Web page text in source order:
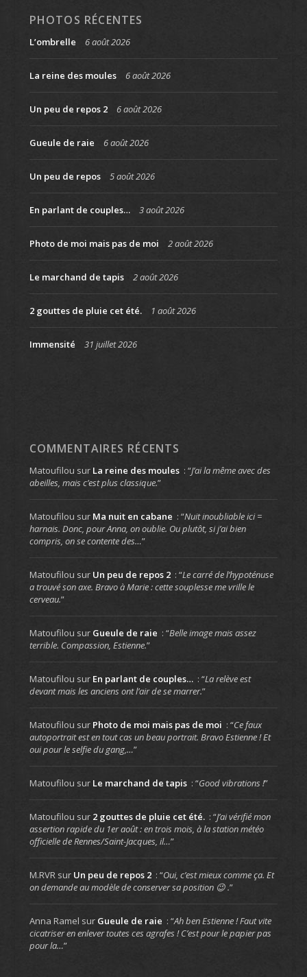
PHOTOS RÉCENTES
L’ombrelle 6 août 2026
La reine des moules 6 août 2026
Un peu de repos 2 6 août 2026
Gueule de raie 6 août 2026
Un peu de repos 5 août 2026
En parlant de couples… 3 août 2026
Photo de moi mais pas de moi 2 août 2026
Le marchand de tapis 2 août 2026
2 gouttes de pluie cet été. 1 août 2026
Immensité 31 juillet 2026
COMMENTAIRES RÉCENTS
Matoufilou sur La reine des moules : “J’ai la même avec des
abeilles, mais c’est plus classique.”
Matoufilou sur Ma nuit en cabane : “Nuit inoubliable ici =
harnais. Donc, pour Anna, on oublie. Ou plutôt, si j’ai bien
compris, on se contente des…”
Matoufilou sur Un peu de repos 2 : “Le carré de l’hypoténuse
a trouvé son axe. Bravo à Marie : cette souplesse me vrille le
cerveau.”
Matoufilou sur Gueule de raie : “Belle image mais assez
terrible. Compassion, Estienne.”
Matoufilou sur En parlant de couples… : “La relève est
devant mais les anciens ont l’air de se marrer.”
Matoufilou sur Photo de moi mais pas de moi : “Ce faux
autoportrait est en tout cas un beau portrait. Bravo Estienne ! Et
oui pour le selfie du gang,…”
Matoufilou sur Le marchand de tapis : “Good vibrations !”
Matoufilou sur 2 gouttes de pluie cet été. : “J’ai vérifié mon
assertion rapide du 1er août : en trois mois, à la station météo
officielle de Rennes/Saint-Jacques, il…”
M.RVRsur Un peu de repos 2 : “Oui, c’est mieux comme ça. Et
on demande au modèle de conserver sa position 😉 .”
Anna Ramel sur Gueule de raie : “Ah ben Estienne ! Faut vite
cicatriser en enlever toutes ces agrafes ! C’est pour le papier pas
pour la…”